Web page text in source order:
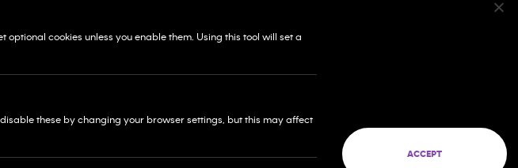
cookies unless you enable them. Using this tool will set a
these by changing your browser settings, but this may affect
ACCEPT